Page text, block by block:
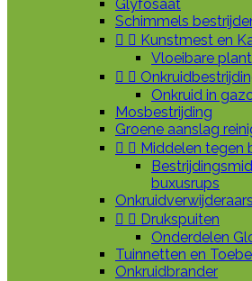
Glyfosaat
Schimmels
  Kunstmest en
Vloeibare
 
Onkruid in
Mosbestrijding
Groene aanslag
  Middelen tegen
buxusrups
Onkruidverwijderaars
  Drukspuiten
Onderdelen
Tuinnetten en
Onkruidbrander